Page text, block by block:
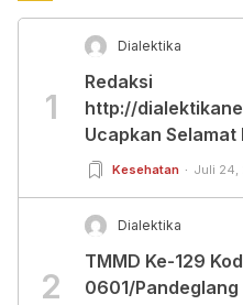
1
Dialektika
Redaksi
http://
Ucapkan Selamat
Cut Budiarti Atas
Pandeglang
Kesehatan Juli 24,
2
Dialektika
TMMD Ke-129
0601/Pandeglang